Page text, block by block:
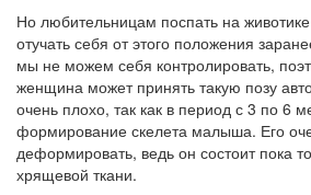
Но любительницам поспать на
отучать себя от этого положения
мы не можем себя контролировать,
женщина может принять такую позу
очень плохо, так как в период с 3 по 6
формирование скелета малыша. Его
деформировать, ведь он состоит пока
хрящевой ткани.